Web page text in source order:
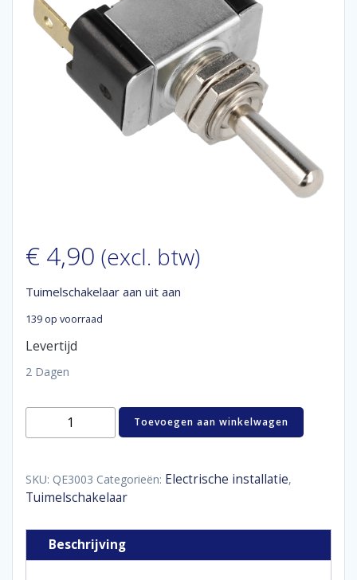
€ 4,90 (excl. btw)
Tuimelschakelaar aan uit aan
139 op voorraad
Levertijd
2 Dagen
Tuimelschakelaar
aantal
Toevoegen aan winkelwagen
SKU: QE3003 Categorieën: Electrische installatie,
Tuimelschakelaar
Beschrijving